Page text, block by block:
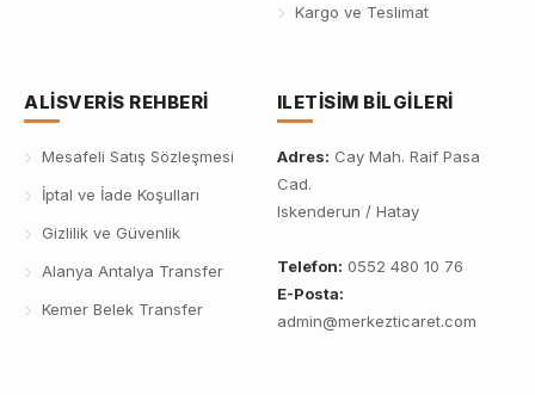
Kargo ve Teslimat
ALISVERIS REHBERI
Mesafeli Satış Sözleşmesi
İptal ve İade Koşulları
Gizlilik ve Güvenlik
Alanya Antalya Transfer
Kemer Belek Transfer
ILETISIM BILGILERI
Adres: Cay Mah. Raif Pasa
Cad.
Iskenderun / Hatay
Telefon: 0552 480 10 76
E-Posta:
admin@merkezticaret.com